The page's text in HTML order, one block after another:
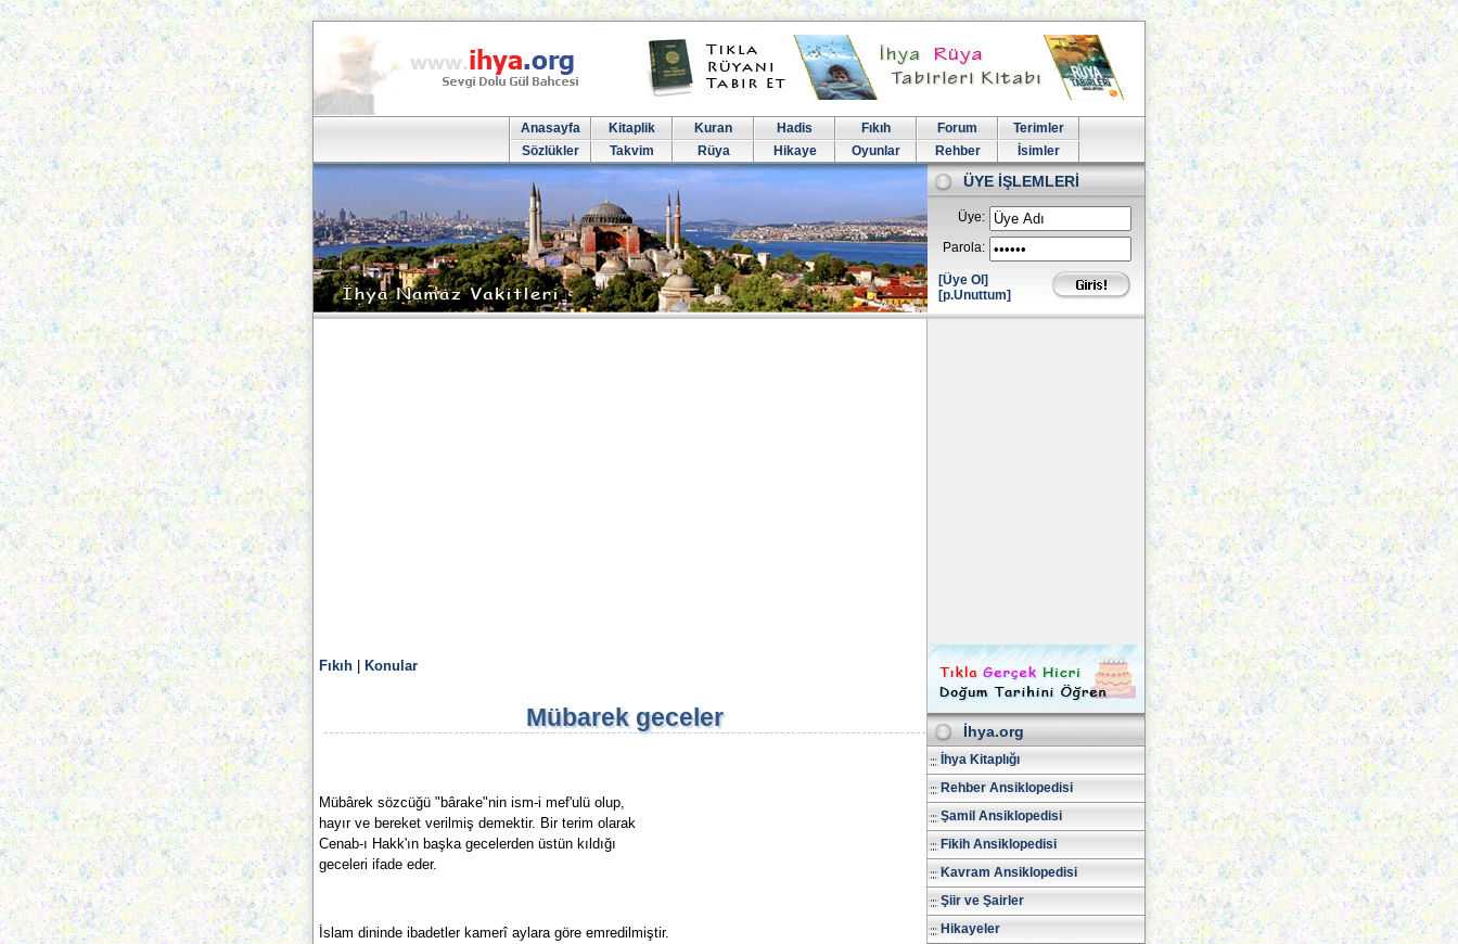
Anasayfa Kitaplik Kuran Hadis Fıkıh Forum
Terimler
Sözlükler
Takvim Rüya Hikaye Oyunlar Rehber İsimler
ÜYE İŞLEMLERİ
Üye:
Parola:
[Üye Ol]
[p.Unuttum]
Fıkıh Konular
Mübarek geceler
Mübârek sözcüğü "bârake"nin ism-i mef'ulü olup,
hayır ve bereket verilmiş demektir. Bir terim olarak
Cenab-ı Hakk'ın başka gecelerden üstün kıldığı
geceleri ifade eder.
İslam dininde ibadetler kamerî aylara göre emredilmiştir.
İhya.org
İhya Kitaplığı
Rehber Ansiklopedisi
Şamil Ansiklopedisi
Fikih Ansiklopedisi
Kavram Ansiklopedisi
Şiir ve Şairler
Hikayeler